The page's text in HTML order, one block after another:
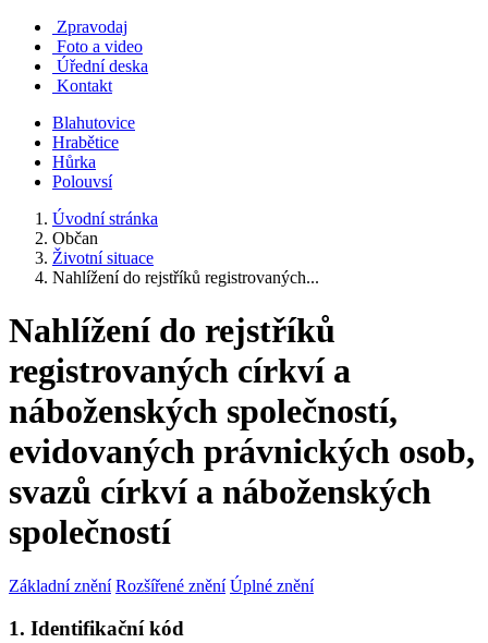
Zpravodaj
Foto a video
Úřední deska
Kontakt
Blahutovice
Hrabětice
Hůrka
Polouvsí
Úvodní stránka
Občan
Životní situace
Nahlížení do rejstříků registrovaných...
Nahlížení do rejstříků
registrovaných církví a
náboženských společností,
evidovaných právnických osob,
svazů církví a náboženských
společností
Základní znění Rozšířené znění Úplné znění
1. Identifikační kód